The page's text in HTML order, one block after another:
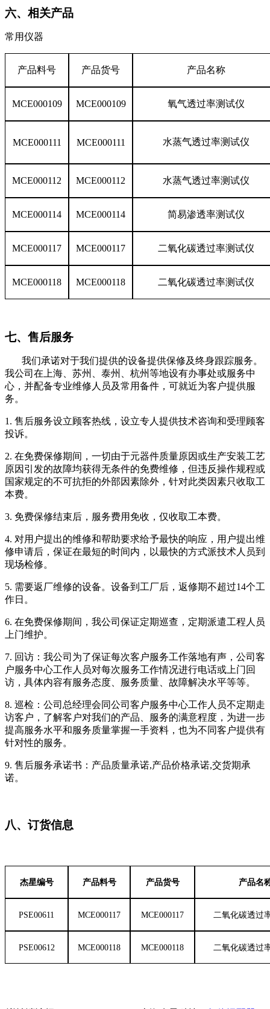
六、相关产品
常用仪器
产品料号 产品货号 产品名称
MCE000109 MCE000109 氧气透过率测试仪
MCE000111 MCE000111 水蒸气透过率测试仪
MCE000112 MCE000112 水蒸气透过率测试仪
MCE000114 MCE000114 简易渗透率测试仪
MCE000117 MCE000117 二氧化碳透过率测试仪
MCE000118 MCE000118 二氧化碳透过率测试仪
七、售后服务
我们承诺对于我们提供的设备提供保修及终身跟踪服务。
我公司在上海、苏州、泰州、杭州等地设有办事处或服务中
心，并配备专业维修人员及常用备件，可就近为客户提供服
务。
1. 售后服务设立顾客热线，设立专人提供技术咨询和受理顾客
投诉。
2. 在免费保修期间，一切由于元器件质量原因或生产安装工艺
原因引发的故障均获得无条件的免费维修，但违反操作规程或
国家规定的不可抗拒的外部因素除外，针对此类因素只收取工
本费。
3. 免费保修结束后，服务费用免收，仅收取工本费。
4. 对用户提出的维修和帮助要求给予最快的响应，用户提出维
修申请后，保证在最短的时间内，以最快的方式派技术人员到
现场检修。
5. 需要返厂维修的设备。设备到工厂后，返修期不超过14个工
作日。
6. 在免费保修期间，我公司保证定期巡查，定期派遣工程人员
上门维护。
7. 回访：我公司为了保证每次客户服务工作落地有声，公司客
户服务中心工作人员对每次服务工作情况进行电话或上门回
访，具体内容有服务态度、服务质量、故障解决水平等等。
8. 巡检：公司总经理会同公司客户服务中心工作人员不定期走
访客户，了解客户对我们的产品、服务的满意程度，为进一步
提高服务水平和服务质量掌握一手资料，也为不同客户提供有
针对性的服务。
9. 售后服务承诺书：产品质量承诺,产品价格承诺,交货期承
诺。
八、订货信息
杰星编号 产品料号 产品货号 产品名
PSE00611 MCE000117 MCE000117 二氧化碳透过
PSE00612 MCE000118 MCE000118 二氧化碳透过